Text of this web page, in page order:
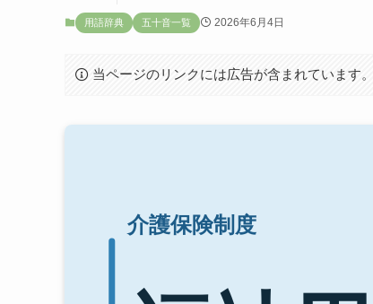
用語辞典 五十音一覧 2026年6月4日
当ページのリンクには広告が含まれています。